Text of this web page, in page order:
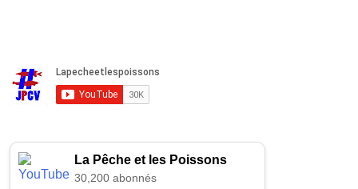
La Pêche et les Poissons
30,200 abonnés